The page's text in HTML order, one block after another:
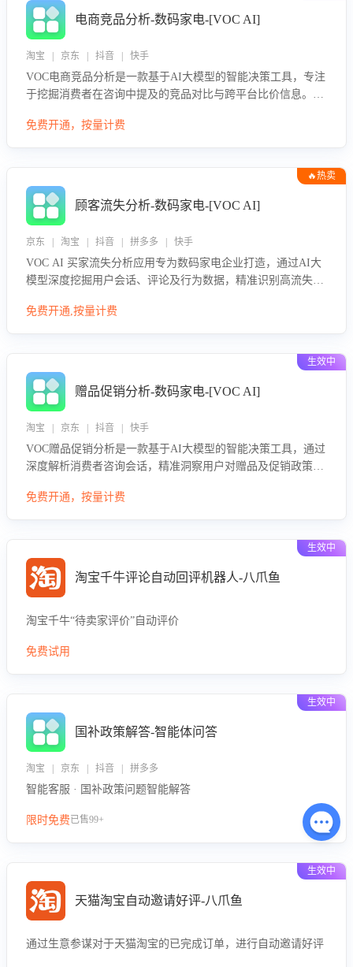
电商竞品分析-数码家电-[VOC AI]
淘宝 | 京东 | 抖音 | 快手
VOC电商竞品分析是一款基于AI大模型的智能决策工具，专注
于挖掘消费者在咨询中提及的竞品对比与跨平台比价信息。该
息，进行多维度交叉对比，并分析消费者的比价行为。通过提
免费开通，按量计费
🔥热卖
顾客流失分析-数码家电-[VOC AI]
京东 | 淘宝 | 抖音 | 拼多多 | 快手
VOC AI 买家流失分析应用专为数码家电企业打造，通过AI大
模型深度挖掘用户会话、评论及行为数据，精准识别高流失风
迟、竞品价格冲击等。系统自动输出可落地的挽回策略，迅速
免费开通,按量计费
生效中
赠品促销分析-数码家电-[VOC AI]
淘宝 | 京东 | 抖音 | 快手
VOC赠品促销分析是一款基于AI大模型的智能决策工具，通过
深度解析消费者咨询会话，精准洞察用户对赠品及促销政策的
求，帮助企业制定个性化赠品组合策略，优化资源投放并淘汰
免费开通，按量计费
生效中
淘宝千牛评论自动回评机器人-八爪鱼
淘宝千牛“待卖家评价”自动评价
免费试用
生效中
国补政策解答-智能体问答
淘宝 | 京东 | 抖音 | 拼多多
智能客服 · 国补政策问题智能解答
限时免费已售99+
生效中
天猫淘宝自动邀请好评-八爪鱼
通过生意参谋对于天猫淘宝的已完成订单，进行自动邀请好评